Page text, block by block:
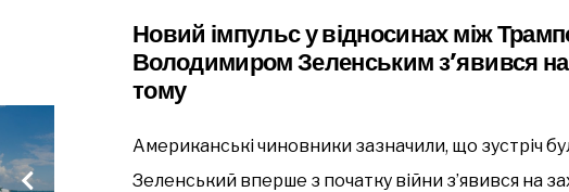
Новий імпульс у відносинах між
Володимиром Зеленським з’явився на
тому
Американські чиновники зазначили, що зустріч
Зеленський вперше з початку війни з’явився на